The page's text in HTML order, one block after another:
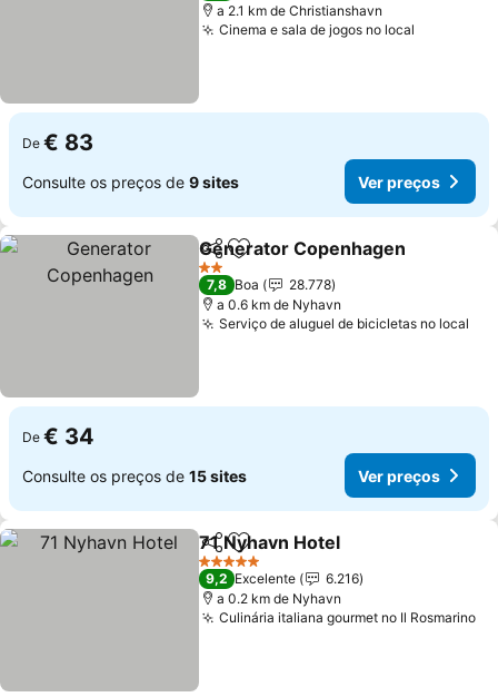
a 2.1 km de Christianshavn
Cinema e sala de jogos no local
De € 83
Consulte os preços de 9 sites Ver preços
PartilharAdicionar aos favoritos
Generator Copenhagen
2 Estrelas
7,8 Boa
28.778
a 0.6 km de Nyhavn
Serviço de aluguel de bicicletas no local
De € 34
Consulte os preços de 15 sites Ver preços
PartilharAdicionar aos favoritos
71 Nyhavn Hotel
5 Estrelas
9,2 Excelente
6.216
a 0.2 km de Nyhavn
Culinária italiana gourmet no Il Rosmarino